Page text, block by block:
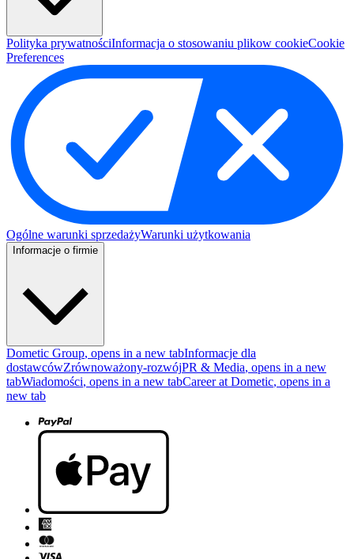
Polityka prywatnościInformacja o stosowaniu plikow cookieCookie
Preferences
Ogólne warunki sprzedażyWarunki użytkowania
Informacje o firmie
Dometic Group, opens in a new tabInformacje dla
dostawcówZrównoważony-rozwójPR & Media, opens in a new
tabWiadomości, opens in a new tabCareer at Dometic, opens in a
new tab